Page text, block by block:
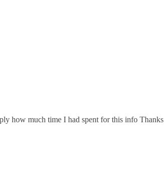
how much time I had spent for this info Thanks